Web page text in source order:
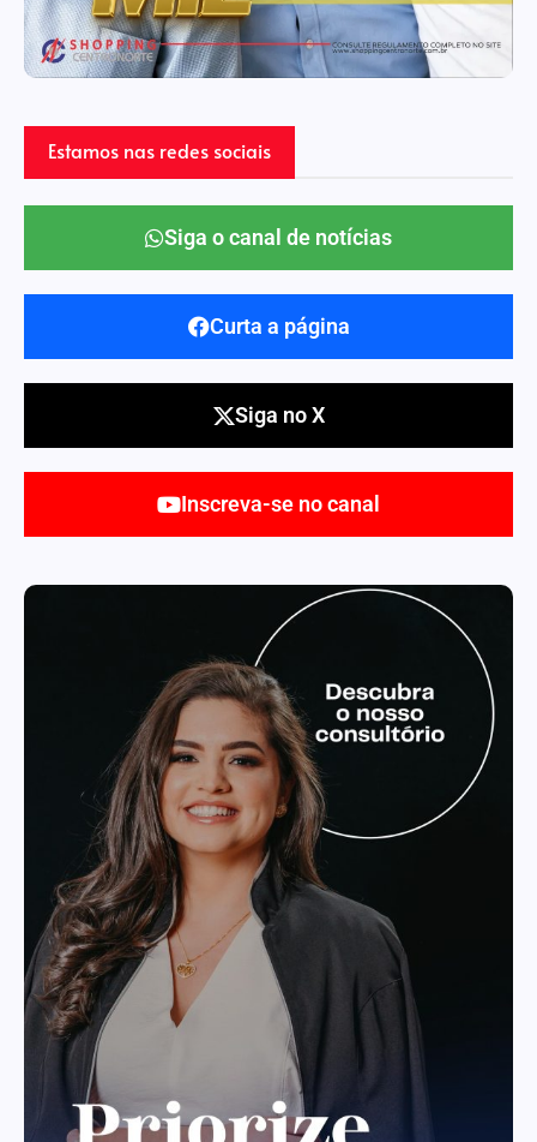
Estamos nas redes sociais
Siga o canal de notícias
Curta a página
Siga no X
Inscreva-se no canal